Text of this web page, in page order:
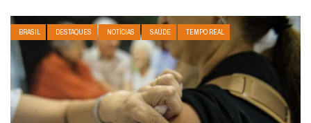
BRASIL DESTAQUES NOTÍCIAS SAÚDE TEMPO REAL